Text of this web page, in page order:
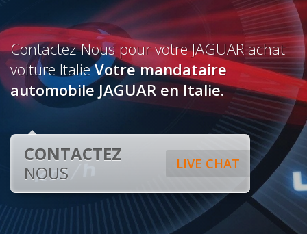
Contactez-Nous pour votre JAGUAR achat
voiture ItalieVotre mandataire
automobile JAGUAR en Italie.
LIVE CHAT
CONTACTEZ
NOUS